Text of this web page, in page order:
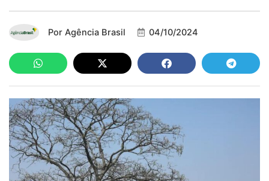
Por Agência Brasil 04/10/2024